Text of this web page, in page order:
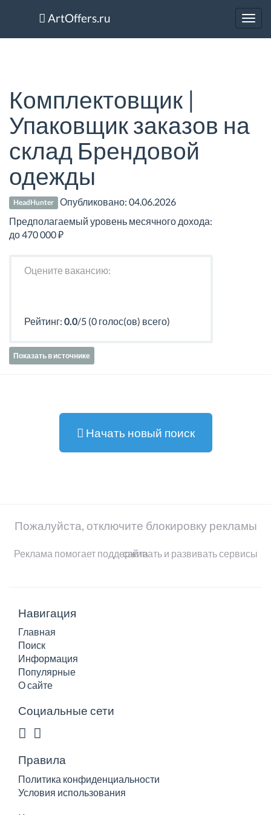
ArtOffers.ru
Комплектовщик |
Упаковщик заказов на
склад Брендовой
одежды
HeadHunter Опубликовано:04.06.2026
Предполагаемый уровень месячного дохода:
до 470 000 ₽
Оцените вакансию:
Рейтинг: 0.0/5 (0 голос(ов) всего)
Показать в источнике
Начать новый поиск
Пожалуйста, отключите блокировку рекламы
Реклама помогает поддерживать и развивать сервисы сайта
Навигация
Главная
Поиск
Информация
Популярные
О сайте
Социальные сети
Правила
Политика конфиденциальности
Условия использования